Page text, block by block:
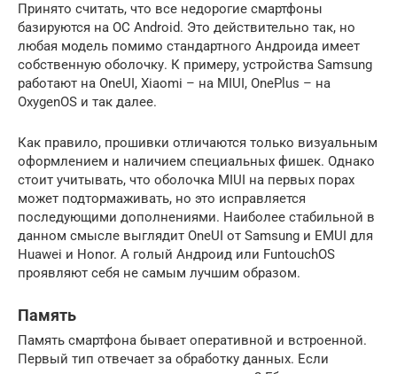
Принято считать, что все недорогие смартфоны
базируются на ОС Android. Это действительно так, но
любая модель помимо стандартного Андроида имеет
собственную оболочку. К примеру, устройства Samsung
работают на OneUI, Xiaomi – на MIUI, OnePlus – на
OxygenOS и так далее.
Как правило, прошивки отличаются только визуальным
оформлением и наличием специальных фишек. Однако
стоит учитывать, что оболочка MIUI на первых порах
может подтормаживать, но это исправляется
последующими дополнениями. Наиболее стабильной в
данном смысле выглядит OneUI от Samsung и EMUI для
Huawei и Honor. А голый Андроид или FuntouchOS
проявляют себя не самым лучшим образом.
Память
Память смартфона бывает оперативной и встроенной.
Первый тип отвечает за обработку данных. Если